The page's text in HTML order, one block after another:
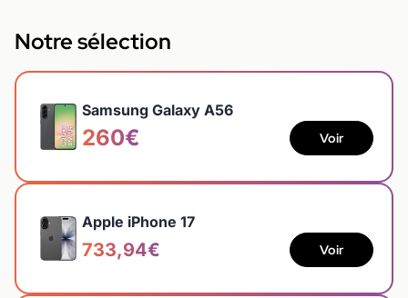
Notre sélection
Samsung Galaxy A56
260€ Voir
Apple iPhone 17
733,94€ Voir